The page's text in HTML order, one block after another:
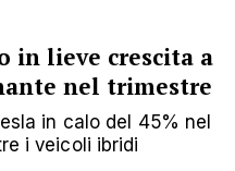
in lieve crescita a
nel trimestre
in calo del 45% nel
i veicoli ibridi